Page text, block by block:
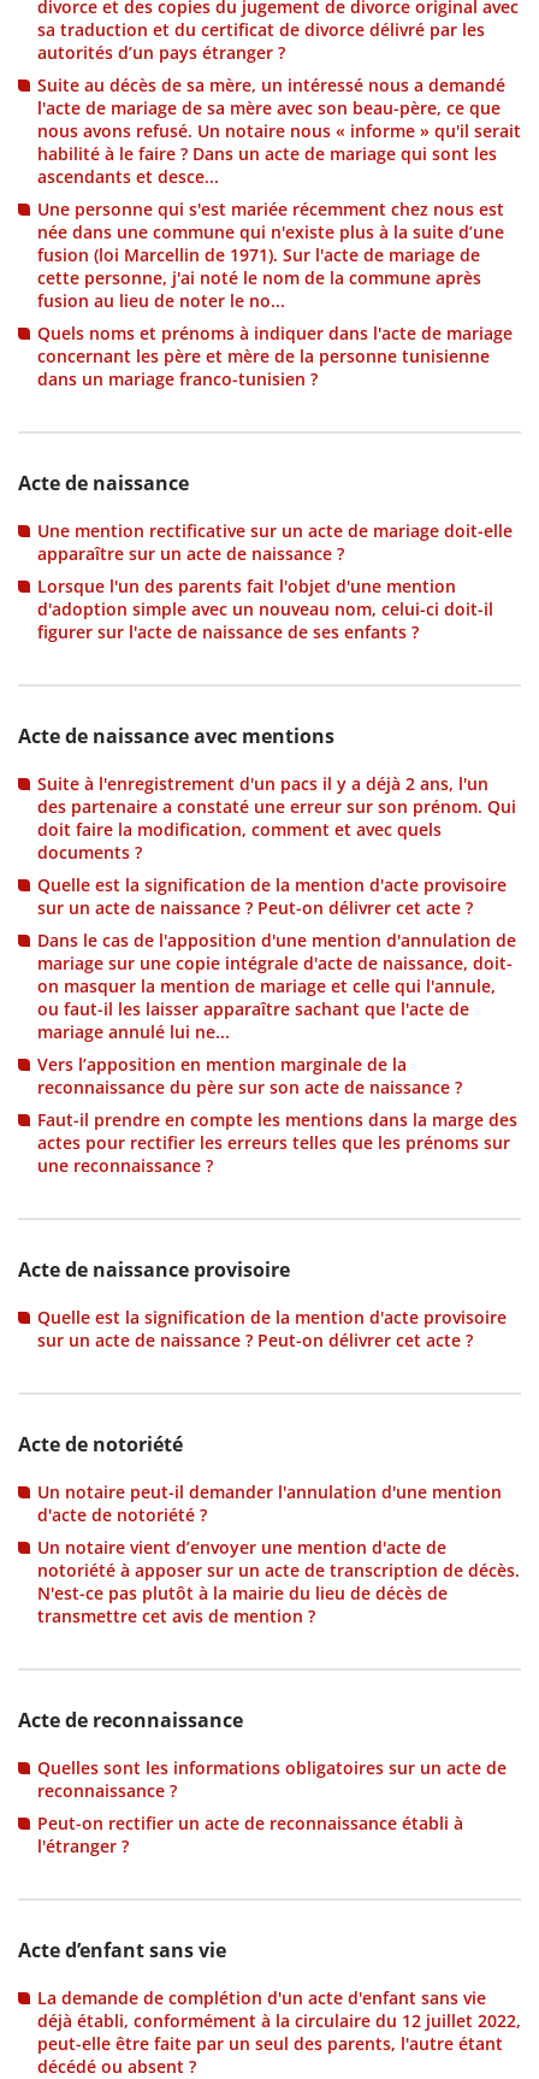
divorce et des copies du jugement de divorce original avec
sa traduction et du certificat de divorce délivré par les
autorités d’un pays étranger ?
Suite au décès de sa mère, un intéressé nous a demandé
l'acte de mariage de sa mère avec son beau-père, ce que
nous avons refusé. Un notaire nous « informe » qu'il serait
habilité à le faire ? Dans un acte de mariage qui sont les
ascendants et desce...
Une personne qui s'est mariée récemment chez nous est
née dans une commune qui n'existe plus à la suite d’une
fusion (loi Marcellin de 1971). Sur l'acte de mariage de
cette personne, j'ai noté le nom de la commune après
fusion au lieu de noter le no...
Quels noms et prénoms à indiquer dans l'acte de mariage
concernant les père et mère de la personne tunisienne
dans un mariage franco-tunisien ?
Acte de naissance
Une mention rectificative sur un acte de mariage doit-elle
apparaître sur un acte de naissance ?
Lorsque l'un des parents fait l'objet d'une mention
d'adoption simple avec un nouveau nom, celui-ci doit-il
figurer sur l'acte de naissance de ses enfants ?
Acte de naissance avec mentions
Suite à l'enregistrement d'un pacs il y a déjà 2 ans, l'un
des partenaire a constaté une erreur sur son prénom. Qui
doit faire la modification, comment et avec quels
documents ?
Quelle est la signification de la mention d'acte provisoire
sur un acte de naissance ? Peut-on délivrer cet acte ?
Dans le cas de l'apposition d'une mention d'annulation de
mariage sur une copie intégrale d'acte de naissance, doit-
on masquer la mention de mariage et celle qui l'annule,
ou faut-il les laisser apparaître sachant que l'acte de
mariage annulé lui ne...
Vers l’apposition en mention marginale de la
reconnaissance du père sur son acte de naissance ?
Faut-il prendre en compte les mentions dans la marge des
actes pour rectifier les erreurs telles que les prénoms sur
une reconnaissance ?
Acte de naissance provisoire
Quelle est la signification de la mention d'acte provisoire
sur un acte de naissance ? Peut-on délivrer cet acte ?
Acte de notoriété
Un notaire peut-il demander l'annulation d'une mention
d'acte de notoriété ?
Un notaire vient d’envoyer une mention d'acte de
notoriété à apposer sur un acte de transcription de décès.
N'est-ce pas plutôt à la mairie du lieu de décès de
transmettre cet avis de mention ?
Acte de reconnaissance
Quelles sont les informations obligatoires sur un acte de
reconnaissance ?
Peut-on rectifier un acte de reconnaissance établi à
l'étranger ?
Acte d’enfant sans vie
La demande de complétion d'un acte d'enfant sans vie
déjà établi, conformément à la circulaire du 12 juillet 2022,
peut-elle être faite par un seul des parents, l'autre étant
décédé ou absent ?